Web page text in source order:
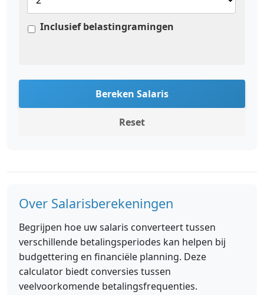
Inclusief belastingramingen
Bereken Salaris
Reset
Over Salarisberekeningen
Begrijpen hoe uw salaris converteert tussen
verschillende betalingsperiodes kan helpen bij
budgettering en financiële planning. Deze
calculator biedt conversies tussen
veelvoorkomende betalingsfrequenties.